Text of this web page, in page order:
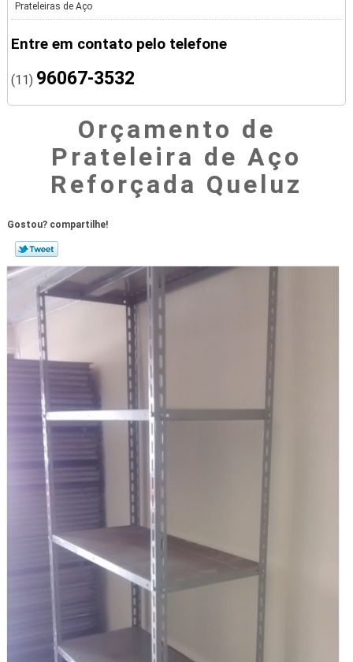
Prateleiras de Aço
Entre em contato pelo telefone
(11) 96067-3532
Orçamento de
Prateleira de Aço
Reforçada Queluz
Gostou? compartilhe!